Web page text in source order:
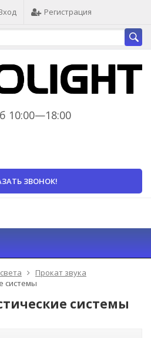
Регистрация
10:00—18:00
ЗВОНОК!
Прокат звука
системы
системы